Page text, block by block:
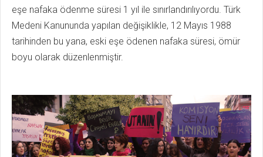
eşe nafaka ödenme süresi 1 yıl ile sınırlandırılıyordu. Türk
Medeni Kanununda yapılan değişiklikle, 12 Mayıs 1988
tarihinden bu yana, eski eşe ödenen nafaka süresi, ömür
boyu olarak düzenlenmiştir.